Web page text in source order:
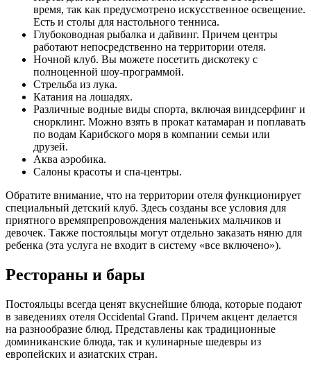
время, так как предусмотрено искусственное освещение.
Есть и столы для настольного тенниса.
Глубоководная рыбалка и дайвинг. Причем центры
работают непосредственно на территории отеля.
Ночной клуб. Вы можете посетить дискотеку с
полноценной шоу-программой.
Стрельба из лука.
Катания на лошадях.
Различные водные виды спорта, включая виндсерфинг и
снорклинг. Можно взять в прокат катамаран и поплавать
по водам Карибского моря в компании семьи или
друзей.
Аква аэробика.
Салоны красоты и спа-центры.
Обратите внимание, что на территории отеля функционирует
специальный детский клуб. Здесь созданы все условия для
приятного времяпрепровождения маленьких мальчиков и
девочек. Также постояльцы могут отдельно заказать няню для
ребенка (эта услуга не входит в систему «все включено»).
Рестораны и бары
Постояльцы всегда ценят вкуснейшие блюда, которые подают
в заведениях отеля Occidental Grand. Причем акцент делается
на разнообразие блюд. Представлены как традиционные
доминиканские блюда, так и кулинарные шедевры из
европейских и азиатских стран.